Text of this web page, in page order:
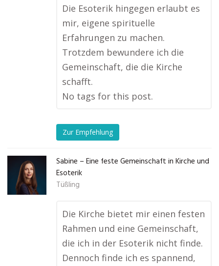
Die Esoterik hingegen erlaubt es
mir, eigene spirituelle
Erfahrungen zu machen.
Trotzdem bewundere ich die
Gemeinschaft, die die Kirche
schafft.
No tags for this post.
Zur Empfehlung
Sabine – Eine feste Gemeinschaft in Kirche und
Esoterik
Tüßling
Die Kirche bietet mir einen festen
Rahmen und eine Gemeinschaft,
die ich in der Esoterik nicht finde.
Dennoch finde ich es spannend,